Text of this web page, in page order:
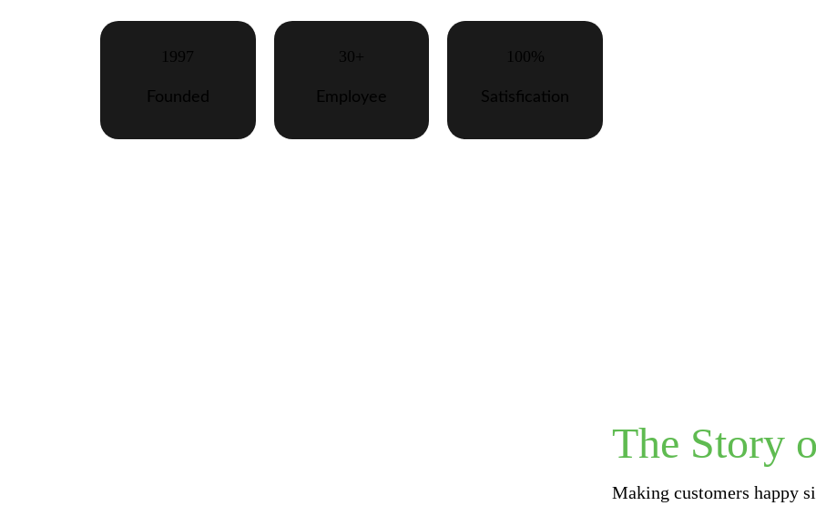
1997
Founded
30+
Employee
100%
Satisfication
The Story
Making customers happy